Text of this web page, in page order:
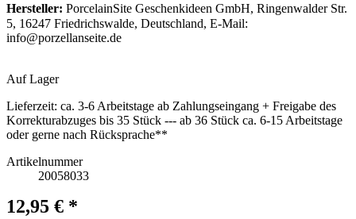
Hersteller: PorcelainSite Geschenkideen GmbH, Ringenwalder Str.
5, 16247 Friedrichswalde, Deutschland, E-Mail:
info@porzellanseite.de
Auf Lager
Lieferzeit: ca. 3-6 Arbeitstage ab Zahlungseingang + Freigabe des
Korrekturabzuges bis 35 Stück --- ab 36 Stück ca. 6-15 Arbeitstage
oder gerne nach Rücksprache**
Artikelnummer
20058033
12,95 € *